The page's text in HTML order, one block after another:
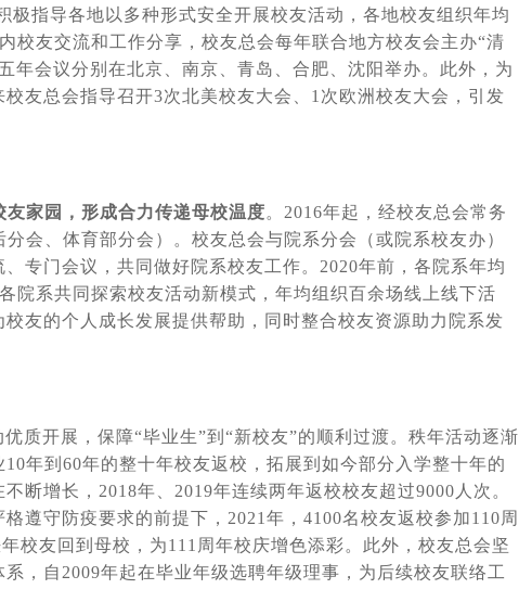
极指导各地以多种形式安全开展校友活动，各地校友组织年均
校友交流和工作分享，校友总会每年联合地方校友会主办“清
年会议分别在北京、南京、青岛、合肥、沈阳举办。此外，为
友总会指导召开3次北美校友大会、1次欧洲校友大会，引发
家园，形成合力传递母校温度。2016年起，经校友总会常务
会、体育部分会）。校友总会与院系分会（或院系校友办）
专门会议，共同做好院系校友工作。2020年前，各院系年均
院系共同探索校友活动新模式，年均组织百余场线上线下活
友的个人成长发展提供帮助，同时整合校友资源助力院系发
质开展，保障“毕业生”到“新校友”的顺利过渡。秩年活动逐渐
年到60年的整十年校友返校，拓展到如今部分入学整十年的
断增长，2018年、2019年连续两年返校校友超过9000人次。
遵守防疫要求的前提下，2021年，4100名校友返校参加110周
校友回到母校，为111周年校庆增色添彩。此外，校友总会坚
，自2009年起在毕业年级选聘年级理事，为后续校友联络工